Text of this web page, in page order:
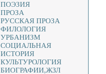
ПОЭЗИЯ
ПРОЗА
РУССКАЯ ПРОЗА
ФИЛОЛОГИЯ
УРБАНИЗМ
СОЦИАЛЬНАЯ
ИСТОРИЯ
КУЛЬТУРОЛОГИЯ
БИОГРАФИИ,ЖЗЛ